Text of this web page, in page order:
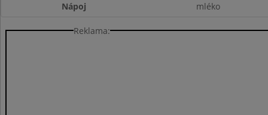
Nápoj
mléko
Reklama: